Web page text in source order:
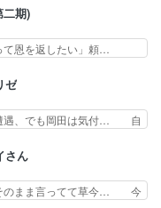
で… "顔で損してる"企み
で損してるアスマさん
権と軍のバラン… 覇道の
って感じかな… 賢い人物
成のための… シタラとボ
シンクロ… ドレゲネのテ
台に… 前回のシタラと対
印… 戦争よりも経済の領
…
二期)
て恩を返したい」頼…
貞宗の思考を
経験の… 信濃仮面いった
いで… 人形だったり将棋
大… ・これ罠じゃない
… 薄々思ってたけど実写
亜也子ちゃん面白い親父
ゼ
遇、でも岡田は気付… 自
らいりーさんを… らいり
努力する黒絵… コングと
黒絵の友… らいりーが己
話とし… らいりーさんが
さん
のまま言ってて草今… 今